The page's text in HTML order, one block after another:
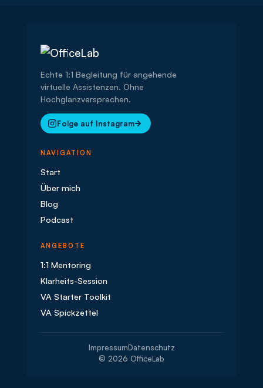
Echte 1:1 Begleitung für angehende
virtuelle Assistenzen. Ohne
Hochglanzversprechen.
Folge auf Instagram
NAVIGATION
Start
Über mich
Blog
Podcast
ANGEBOTE
1:1 Mentoring
Klarheits-Session
VA Starter Toolkit
VA Spickzettel
ImpressumDatenschutz
© 2026 OfficeLab